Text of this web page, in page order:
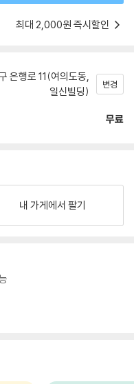
최대 2,000원 즉시할인
은행로 11(여의도동,
일신빌딩)
변경
무료
내 가게에서 팔기